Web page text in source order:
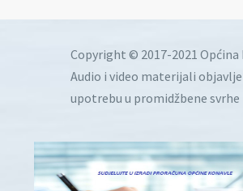
Copyright © 2017-2021 Općina
Audio i video materijali
upotrebu u promidžbene svrhe